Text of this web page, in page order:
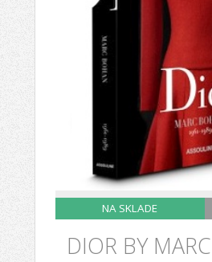
NA SKLADE
DIOR BY